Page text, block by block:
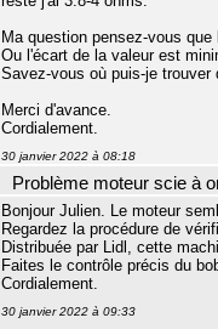
Ma question pensez-vous
Ou l'écart de la valeur est
Savez-vous où puis-je
Merci d'avance.
Cordialement.
30 janvier 2022 à 08:18
Problème moteur scie à
Bonjour Julien. Le moteur
Regardez la procédure de
Distribuée par Lidl, cette
Faites le contrôle précis du
Cordialement.
30 janvier 2022 à 09:33